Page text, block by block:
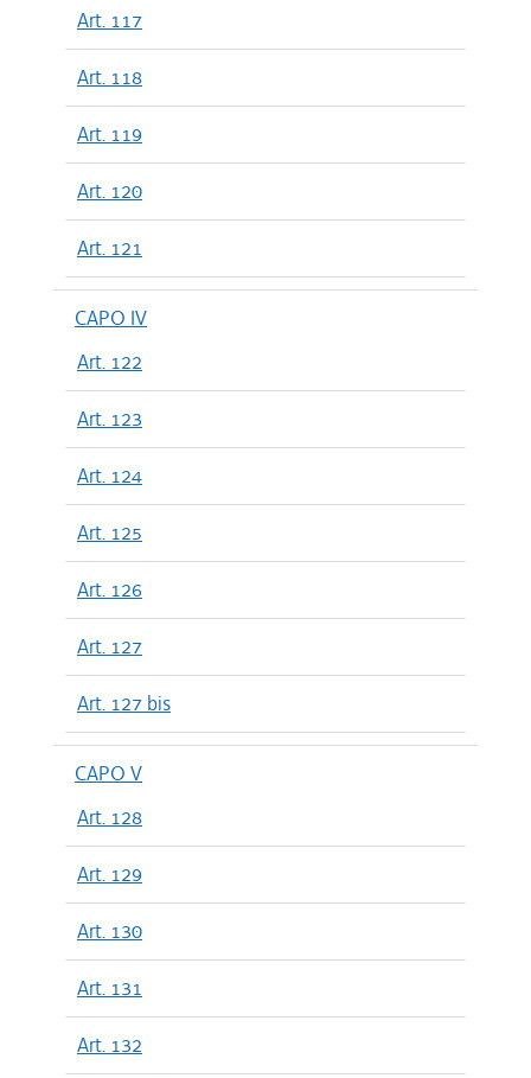
Art. 117
Art. 118
Art. 119
Art. 120
Art. 121
CAPO IV
Art. 122
Art. 123
Art. 124
Art. 125
Art. 126
Art. 127
Art. 127 bis
CAPO V
Art. 128
Art. 129
Art. 130
Art. 131
Art. 132